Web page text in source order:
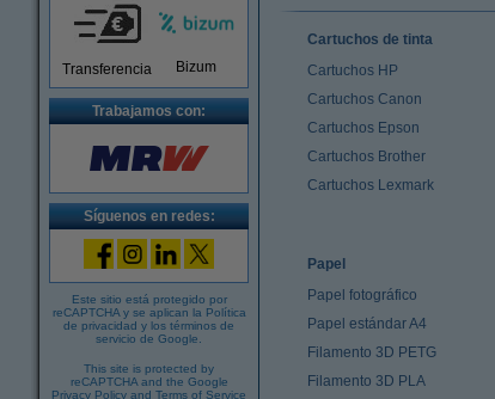
Transferencia Bizum
Trabajamos con:
Síguenos en redes:
Este sitio está protegido por
reCAPTCHA y se aplican la Política
de privacidad y los términos de
servicio de Google
This site is protected by
reCAPTCHA and the Google
Privacy Policy and Terms of Service
Cartuchos de tinta
Cartuchos HP
Cartuchos Canon
Cartuchos Epson
Cartuchos Brother
Cartuchos Lexmark
Papel
Papel fotográfico
Papel estándar A4
Filamento 3D PETG
Filamento 3D PLA